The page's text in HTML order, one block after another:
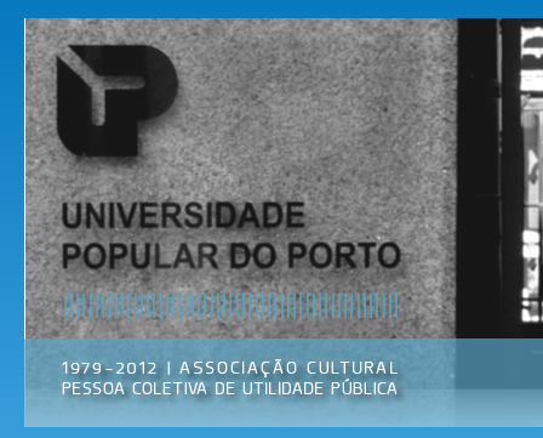
Universidade
Popular do
Porto
Associação
Cultural